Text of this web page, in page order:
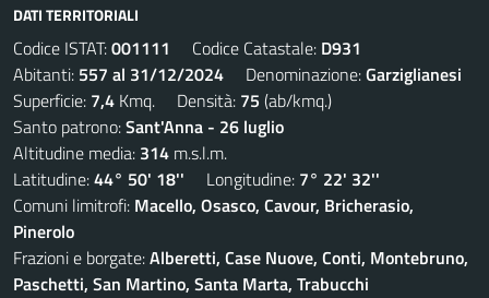
DATI TERRITORIALI
Codice ISTAT:001111 Codice Catastale: D931
Abitanti: 557 al 31/12/2024 Denominazione:Garziglianesi
Superficie: 7,4 Kmq. Densità: 75 (ab/kmq.)
Santo patrono:Sant'Anna - 26 luglio
Altitudine media: 314 m.s.l.m.
Latitudine:44° 50' 18'' Longitudine: 7° 22' 32''
Comuni limitrofi: Macello, Osasco, Cavour, Bricherasio,
Pinerolo
Frazioni e borgate:Alberetti, Case Nuove, Conti, Montebruno,
Paschetti, San Martino, Santa Marta, Trabucchi